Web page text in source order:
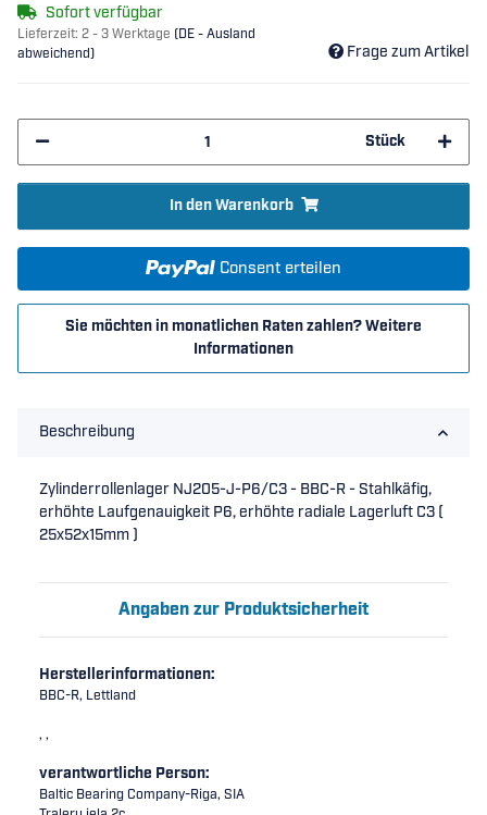
Sofort verfügbar
Lieferzeit: 2 - 3 Werktage (DE - Ausland
abweichend)
Frage zum Artikel
Stück
In den Warenkorb
Consent erteilen
Sie möchten in monatlichen Raten zahlen?Weitere
Informationen
Beschreibung
Zylinderrollenlager NJ205-J-P6/C3 - BBC-R - Stahlkäfig,
erhöhte Laufgenauigkeit P6, erhöhte radiale Lagerluft C3 (
25x52x15mm )
Angaben zur Produktsicherheit
Herstellerinformationen:
BBC-R, Lettland
, ,
verantwortliche Person:
Baltic Bearing Company-Riga, SIA